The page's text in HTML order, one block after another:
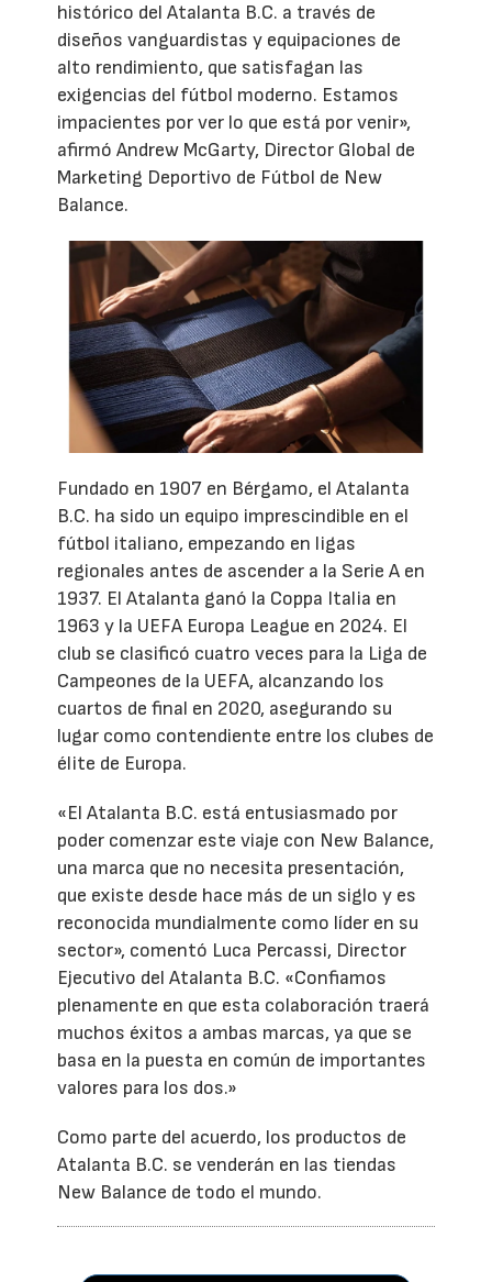
histórico del Atalanta B.C. a través de
diseños vanguardistas y equipaciones de
alto rendimiento, que satisfagan las
exigencias del fútbol moderno. Estamos
impacientes por ver lo que está por venir»,
afirmó Andrew McGarty, Director Global de
Marketing Deportivo de Fútbol de New
Balance.
Fundado en 1907 en Bérgamo, el Atalanta
B.C. ha sido un equipo imprescindible en el
fútbol italiano, empezando en ligas
regionales antes de ascender a la Serie A en
1937. El Atalanta ganó la Coppa Italia en
1963 y la UEFA Europa League en 2024. El
club se clasificó cuatro veces para la Liga de
Campeones de la UEFA, alcanzando los
cuartos de final en 2020, asegurando su
lugar como contendiente entre los clubes de
élite de Europa.
«El Atalanta B.C. está entusiasmado por
poder comenzar este viaje con New Balance,
una marca que no necesita presentación,
que existe desde hace más de un siglo y es
reconocida mundialmente como líder en su
sector», comentó Luca Percassi, Director
Ejecutivo del Atalanta B.C. «Confiamos
plenamente en que esta colaboración traerá
muchos éxitos a ambas marcas, ya que se
basa en la puesta en común de importantes
valores para los dos.»
Como parte del acuerdo, los productos de
Atalanta B.C. se venderán en las tiendas
New Balance de todo el mundo.